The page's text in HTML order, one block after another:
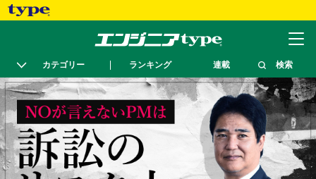
カテゴリー ランキング 連載 検索